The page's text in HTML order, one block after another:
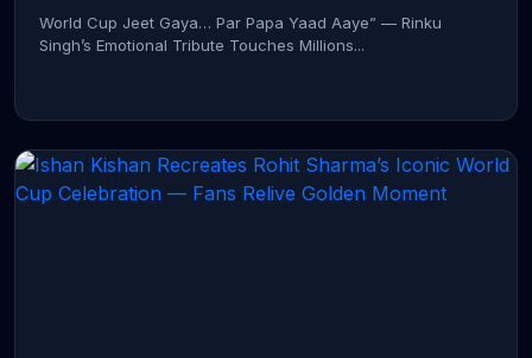
World Cup Jeet Gaya… Par Papa Yaad Aaye” — Rinku
Singh’s Emotional Tribute Touches Millions...